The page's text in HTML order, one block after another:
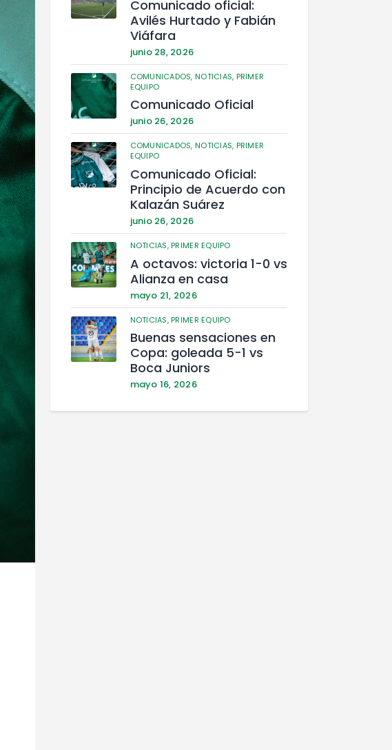
Comunicado oficial:
Avilés Hurtado y Fabián
Viáfara
junio 28, 2026
COMUNICADOS, NOTICIAS, PRIMER
EQUIPO
Comunicado Oficial
junio 26, 2026
COMUNICADOS, NOTICIAS, PRIMER
EQUIPO
Comunicado Oficial:
Principio de Acuerdo con
Kalazán Suárez
junio 26, 2026
NOTICIAS,PRIMER EQUIPO
A octavos: victoria 1-0 vs
Alianza en casa
mayo 21, 2026
NOTICIAS,PRIMER EQUIPO
Buenas sensaciones en
Copa: goleada 5-1 vs
Boca Juniors
mayo 16, 2026